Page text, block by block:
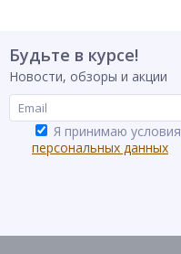
Будьте в курсе!
Новости, обзоры и акции
Я принимаю условия
персональных данных